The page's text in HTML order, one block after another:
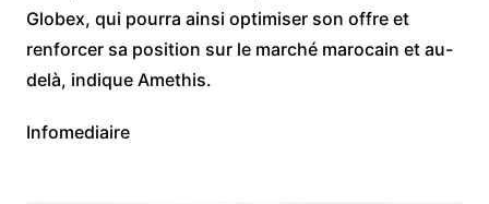
Globex, qui pourra ainsi optimiser son offre et
renforcer sa position sur le marché marocain et au-
delà, indique Amethis.
Infomediaire